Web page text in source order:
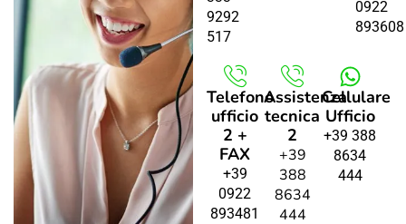
9292
517
0922
893608
Telefono
ufficio
2 +
FAX
+39
0922
893481
Assistenza
tecnica
2
+39
388
8634
444
Cellulare
Ufficio
+39 388
8634
444